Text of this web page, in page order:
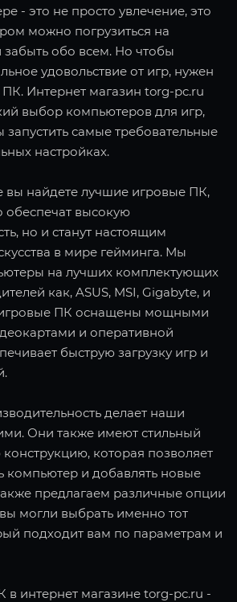
- это не просто увлечение, это
можно погрузиться на
забыть обо всем. Но чтобы
удовольствие от игр, нужен
Интернет магазин torg-pc.ru
выбор компьютеров для игр,
самые требовательные
настройках.
вы найдете лучшие игровые ПК,
обеспечат высокую
но и станут настоящим
в мире гейминга. Мы
на лучших комплектующих
как, ASUS, MSI, Gigabyte, и
ПК оснащены мощными
и оперативной
быструю загрузку игр и
делает наши
Они также имеют стильный
которая позволяет
компьютер и добавлять новые
предлагаем различные опции
могли выбрать именно тот
подходит вам по параметрам и
в интернет магазине torg-pc.ru -